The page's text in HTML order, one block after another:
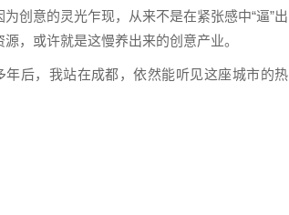
创意的灵光乍现，从来不是在紧张感中“逼”出
，或许就是这慢养出来的创意产业。
后，我站在成都，依然能听见这座城市的热